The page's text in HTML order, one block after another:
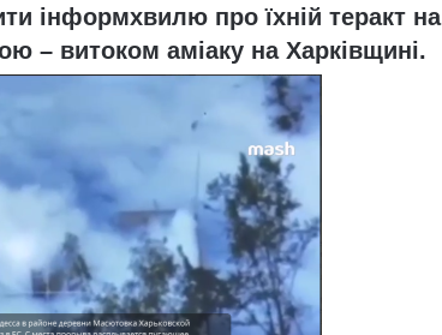
інформхвилю про їхній теракт на
– витоком аміаку на Харківщині.